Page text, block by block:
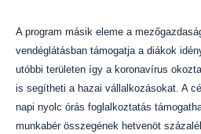
A program másik eleme a
vendéglátásban támogatja a diákok
utóbbi területen így a koronavírus
is segítheti a hazai vállalkozásokat. A
napi nyolc órás foglalkoztatás
munkabér összegének hetvenöt